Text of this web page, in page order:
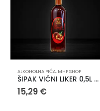
ALKOHOLNA PIĆA, MHP SHOP
ŠIPAK VIĆNI LIKER 0,5L NATURA ANTUNOVIĆ
15,29 €